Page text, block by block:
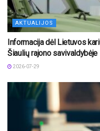
AKTUALIJOS
Informacija dėl Lietuvos
Šiaulių rajono savivaldybėje
2026-07-29